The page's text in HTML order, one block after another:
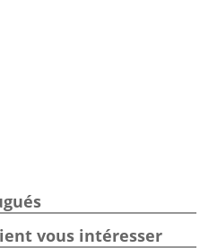
vous intéresser